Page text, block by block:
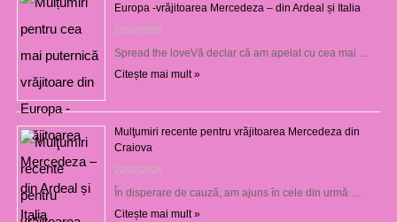
Europa -vrăjitoarea Mercedeza – din Ardeal și Italia
23/07/2026
Spread the loveVă declar că am apelat cu cea mai …
Citește mai mult »
Mulţumiri recente pentru vrăjitoarea Mercedeza din
Craiova
22/07/2026
În disperare de cauză, am ajuns în cele din urmă …
Citește mai mult »